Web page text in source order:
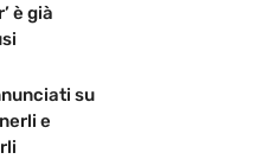
è già
su
e